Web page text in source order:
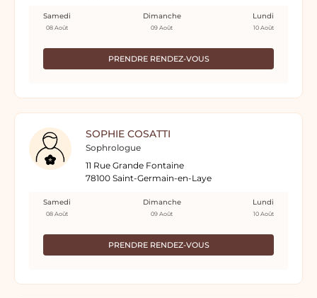
PRENDRE RENDEZ-VOUS
Samedi
08 Août
Dimanche
09 Août
Lundi
10 Août
SOPHIE COSATTI
Sophrologue
11 Rue Grande Fontaine
78100 Saint-Germain-en-Laye
PRENDRE RENDEZ-VOUS
Samedi
08 Août
Dimanche
09 Août
Lundi
10 Août